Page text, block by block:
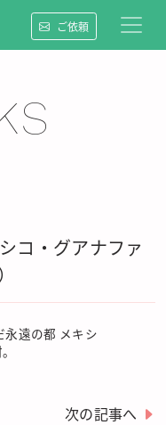
ご依頼
コ・グアナファ
永遠の都 メキシ
次の記事へ